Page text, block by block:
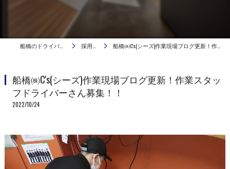
船橋のドライバーは株式会社C's 採用ブログ 船橋㈱C's(シーズ)作業現場ブログ更新！作業スタッフドライバーさん募集！！
船橋㈱C's(シーズ)作業現場ブログ更新！作業スタッ
フドライバーさん募集！！
2022/10/24